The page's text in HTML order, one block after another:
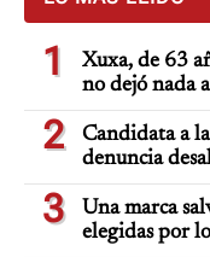
1
Xuxa, de 63
no dejó nada
2
Candidata a
denuncia
3
Una marca
elegidas por